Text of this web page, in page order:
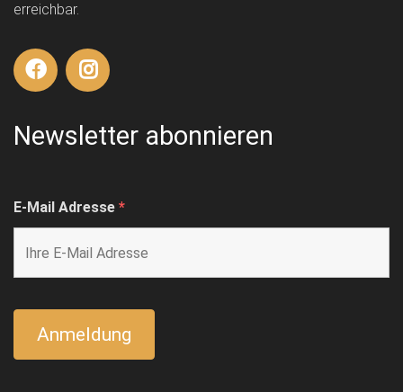
erreichbar.
Newsletter abonnieren
E-Mail Adresse *